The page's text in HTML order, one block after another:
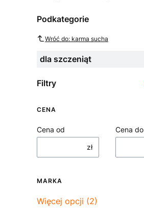
Podkategorie
Wróć do: karma sucha
dla szczeniąt
Filtry
CENA
Cena od
zł
Cena do
MARKA
Marka
Więcej opcji (2)